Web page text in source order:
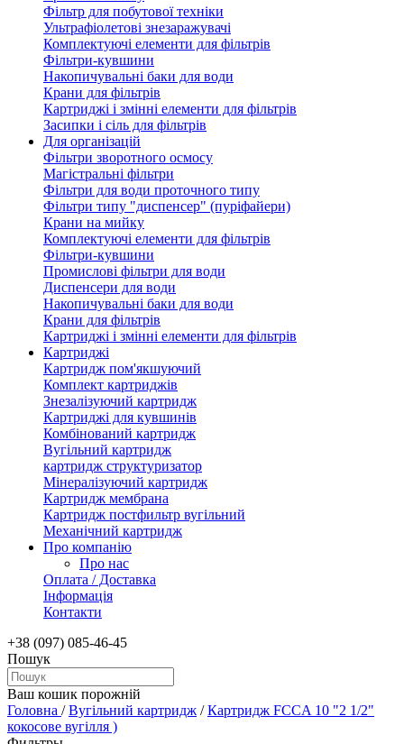
Фільтр для побутової техніки
Ультрафіолетові знезаражувачі
Комплектуючі елементи для фільтрів
Фільтри-кувшини
Накопичувальні баки для води
Крани для фільтрів
Картриджі і змінні елементи для фільтрів
Засипки і сіль для фільтрів
Для організацій
Фільтри зворотного осмосу
Магістральні фільтри
Фільтри для води проточного типу
Фільтри типу "диспенсер" (пуріфайери)
Крани на мийку
Комплектуючі елементи для фільтрів
Фільтри-кувшини
Промислові фільтри для води
Диспенсери для води
Накопичувальні баки для води
Крани для фільтрів
Картриджі і змінні елементи для фільтрів
Картриджі
Картридж пом'якшуючий
Комплект картриджів
Знезалізуючий картридж
Картриджі для кувшинів
Комбінований картридж
Вугільний картридж
картридж структуризатор
Мінералізуючий картридж
Картридж мембрана
Картридж постфильтр вугільний
Механічний картридж
Про компанію
Про нас
Оплата / Доставка
Інформація
Контакти
+38 (097) 085-46-45
Пошук
Ваш кошик порожній
Головна /Вугільний картридж /Картридж FCCA 10 "2 1/2"
кокосове вугілля )